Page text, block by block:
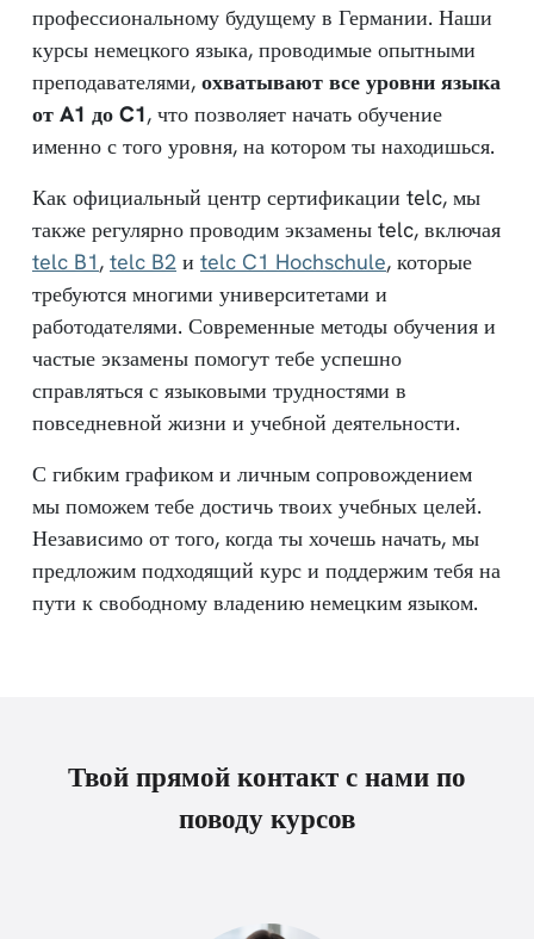
профессиональному будущему в Германии. Наши
курсы немецкого языка, проводимые опытными
преподавателями, охватывают все уровни языка
от A1 до C1, что позволяет начать обучение
именно с того уровня, на котором ты находишься.
Как официальный центр сертификации telc, мы
также регулярно проводим экзамены telc, включая
telc B1, telc B2 и telc C1 Hochschule, которые
требуются многими университетами и
работодателями. Современные методы обучения и
частые экзамены помогут тебе успешно
справляться с языковыми трудностями в
повседневной жизни и учебной деятельности.
С гибким графиком и личным сопровождением
мы поможем тебе достичь твоих учебных целей.
Независимо от того, когда ты хочешь начать, мы
предложим подходящий курс и поддержим тебя на
пути к свободному владению немецким языком.
Твой прямой контакт с нами по
поводу курсов